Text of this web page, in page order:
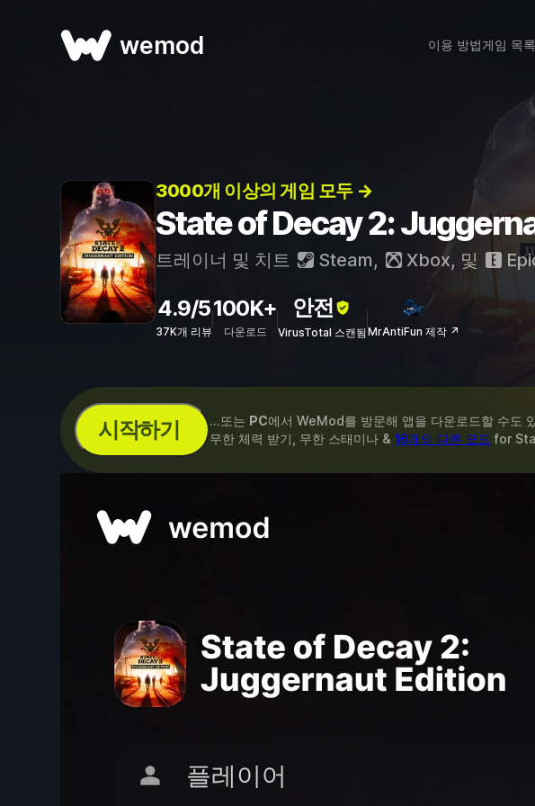
wemod 이용 방법게임 목록
3000개 이상의 게임 모두 →
State of Decay 2:
트레이너 및 치트 Steam, Xbox, 및
4.9/5
37K개 리뷰
100K+
다운로드
안전
VirusTotal 스캔됨MrAntiFun 제작 ↗
시작하기 ...또는 PC에서 WeMod를 방문해 앱을 다운로드할 수도
무한 체력 받기, 무한 스태미나 & 16개의 다른 모드 for